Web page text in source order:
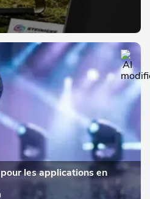
les applications en